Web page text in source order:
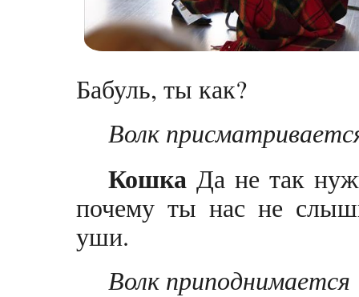
Бабуль, ты как?
Волк
Кошка Да не так
почему ты нас не
уши.
Волк приподнимается